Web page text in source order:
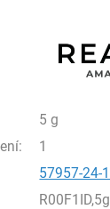
5 g
1
57957-24-1
R00F1ID,5g